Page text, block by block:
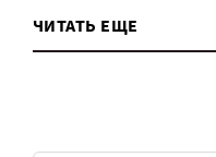
ЧИТАТЬ ЕЩЕ